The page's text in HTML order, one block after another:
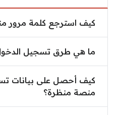
كيف استرجع كلمة مرور
ما هي طرق تسجيل
كيف أحصل على بيانات
منصة منظرة؟